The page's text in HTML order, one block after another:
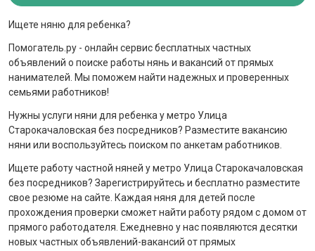
Ищете няню для ребенка?
Помогатель.ру - онлайн сервис бесплатных частных
объявлений о поиске работы нянь и вакансий от прямых
нанимателей. Мы поможем найти надежных и проверенных
семьями работников!
Нужны услуги няни для ребенка у метро Улица
Старокачаловская без посредников? Разместите вакансию
няни или воспользуйтесь поиском по анкетам работников.
Ищете работу частной няней у метро Улица Старокачаловская
без посредников? Зарегистрируйтесь и бесплатно разместите
свое резюме на сайте. Каждая няня для детей после
прохождения проверки сможет найти работу рядом с домом от
прямого работодателя. Ежедневно у нас появляются десятки
новых частных объявлений-вакансий от прямых